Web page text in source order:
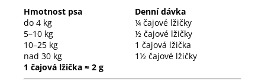
Hmotnost psa
Denní dávka
do 4 kg
¼ čajové lžičky
5–10 kg
½ čajové lžičky
10–25 kg
1 čajová lžička
nad 30 kg
1½ čajové lžičky
1 čajová lžička ≈ 2 g